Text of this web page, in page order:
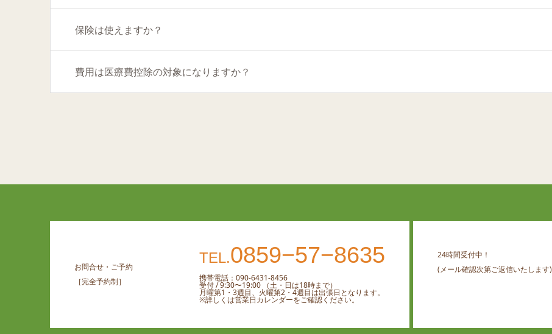
保険は使えますか？
費用は医療費控除の対象になりますか？
お問合せ・ご予約
［完全予約制］
TEL.0859−57−8635
携帯電話：090-6431-8456
受付 / 9:30〜19:00 （土・日は18時まで）
月曜第1・3週目、火曜第2・4週目は出張日となります。
※詳しくは営業日カレンダーをご確認ください。
24時間受付中！
(メール確認次第ご返信いたします)